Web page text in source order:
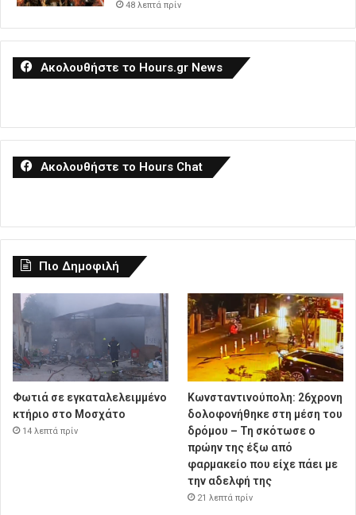
48 λεπτά πρίν
Ακολουθήστε το Hours.gr News
Ακολουθήστε το Hours Chat
Πιο Δημοφιλή
Φωτιά σε εγκαταλελειμμένο
κτήριο στο Μοσχάτο
14 λεπτά πρίν
Κωνσταντινούπολη: 26χρονη
δολοφονήθηκε στη μέση του
δρόμου – Τη σκότωσε ο
πρώην της έξω από
φαρμακείο που είχε πάει με
την αδελφή της
21 λεπτά πρίν